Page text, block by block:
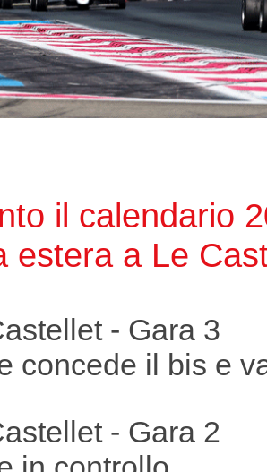
il calendario
estera a Le
- Gara 3
concede il bis e
- Gara 2